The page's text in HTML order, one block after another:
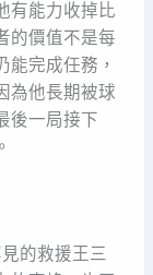
有能力收掉比
的價值不是每
完成任務，
為他長期被球
後一局接下
的救援王三